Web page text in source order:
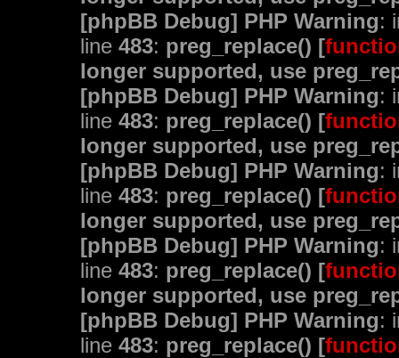
[phpBB Debug] PHP Warning:
line 483: preg_replace() [
longer supported, use
[phpBB Debug] PHP Warning:
line 483: preg_replace() [
longer supported, use
[phpBB Debug] PHP Warning:
line 483: preg_replace() [
longer supported, use
[phpBB Debug] PHP Warning:
line 483: preg_replace() [
longer supported, use
[phpBB Debug] PHP Warning:
line 483: preg_replace() [